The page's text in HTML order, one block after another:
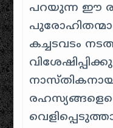
പറയുന്ന ഈ
കച്ചടവടം